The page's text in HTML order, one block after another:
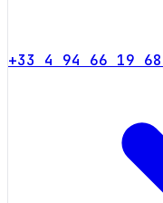
+33 4 94 66 19 68